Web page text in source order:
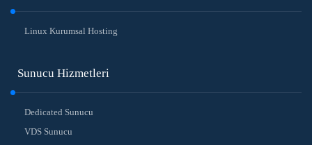
Linux Kurumsal Hosting
Sunucu Hizmetleri
Dedicated Sunucu
VDS Sunucu